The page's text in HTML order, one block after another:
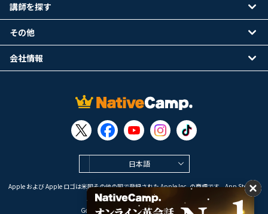
日本語
Apple および Apple ロゴは米国その他の国で登録された Apple Inc. の商標です。App Store は
Apple Inc. のサービスマークです。
Google Play は Google LLC の商標です。
講師を探す
その他
会社情報